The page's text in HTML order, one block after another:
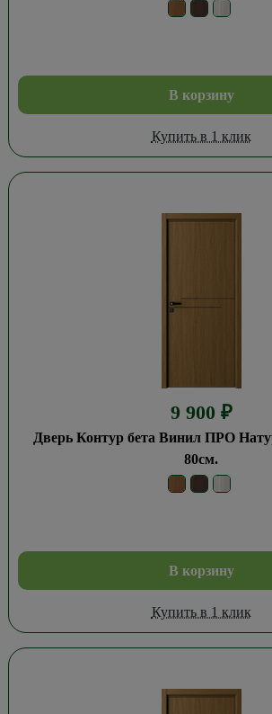
В корзину
Купить в 1 клик
9 900 ₽
Дверь Контур бета Винил ПРО
80см.
В корзину
Купить в 1 клик